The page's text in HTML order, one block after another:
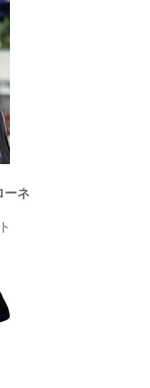
ーネ